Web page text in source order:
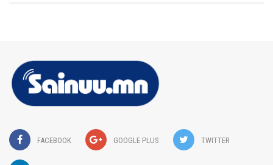
FACEBOOK GOOGLE PLUS TWITTER